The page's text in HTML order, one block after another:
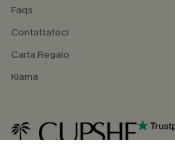
Faqs
Contattateci
Carta Regalo
Klarna